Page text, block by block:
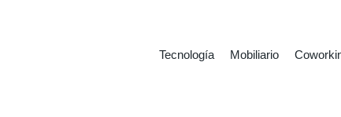
Tecnología Mobiliario